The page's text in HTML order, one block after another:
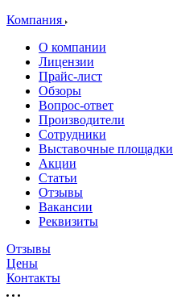
Компания
О компании
Лицензии
Прайс-лист
Обзоры
Вопрос-ответ
Производители
Сотрудники
Выставочные площадки
Акции
Статьи
Отзывы
Вакансии
Реквизиты
Отзывы
Цены
Контакты